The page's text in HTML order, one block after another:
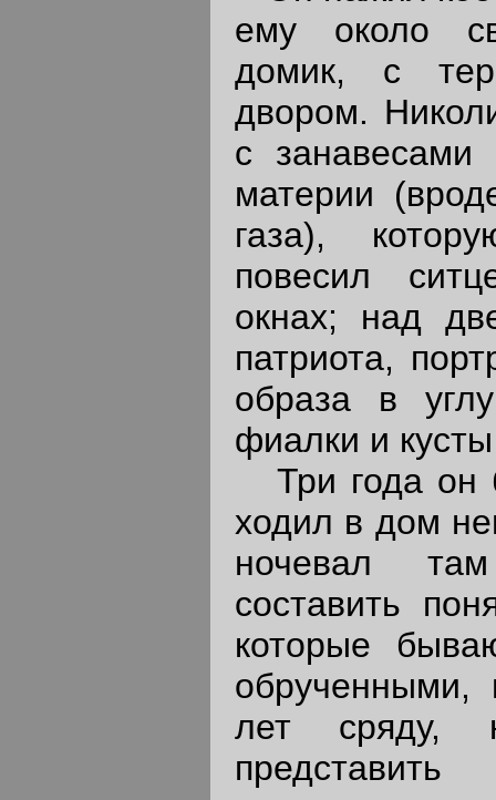
ему около
домик, с
двором.
с занавесами
материи
газа),
повесил
окнах; над
патриота,
образа в
фиалки и
Три года он
ходил в дом
ночевал
составить
которые
обрученными,
лет сряду,